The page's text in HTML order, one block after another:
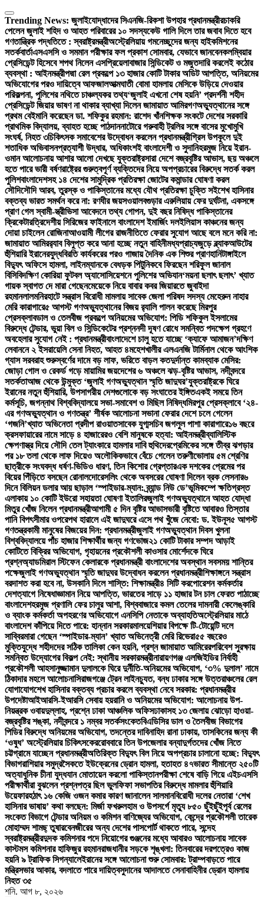
Skip
to
content
Trending News: জুলাইযোদ্ধাদের সিএনজি-রিকশা উপহার প্রধানমন্ত্রীরচাকরি
পেলেন জুলাই শহিদ ও আহত পরিবারের ১০ সদস্যকেউ গালি দিলে তার জবাব দিতে হবে
গণতান্ত্রিক পদ্ধতিতে : স্বরাষ্ট্রমন্ত্রীঅস্ট্রেলিয়ায় গমনেচ্ছুদের জন্য হাইকমিশনের
সতর্কবার্তাএসএসসি ও সমমান পরীক্ষার ফল প্রকাশ সোমবার, যেভাবে জানবেনকলম্বিয়ার
প্রেসিডেন্ট হিসেবে শপথ নিলেন এসপ্রিয়েলাবাজার সিন্ডিকেট ও মজুতদারি করলেই কঠোর
ব্যবস্থা : আইনমন্ত্রীপদ্মা রেল প্রকল্পে ১৩ হাজার কোটি টাকার অডিট আপত্তি, অনিয়মের
অভিযোগের পরও দায়িত্বে আফজালআত্মঘাতী বোমা হামলায় মেসিকে উড়িয়ে দেওয়ার
পরিকল্পনা, পুলিশের নথিতে চাঞ্চল্যকর তথ্য‘জুলাই এখনো শেষ হয়নি’ প্রদর্শনী শহীদ
প্রেসিডেন্ট জিয়ার ভাষণ না থাকার ব্যাখ্যা দিলেন জামায়াত আমিরগণঅভ্যুত্থানের সঙ্গে
প্রথম বেইমানি করেছেন ডা. শফিকুর রহমান: রাশেদ খাঁনশিক্ষক সংকটে দেশের সরকারি
প্রাথমিক বিদ্যালয়, ব্যাহত হচ্ছে পাঠদাননাটোরে গরুবাহী ট্রলির সঙ্গে বাসের মুখোমুখি
সংঘর্ষ, নিহত ৩চিকিৎসক সমাবেশের উদ্বোধন করলেন প্রধানমন্ত্রীগ্রিস উপকূলে দুই
শতাধিক অভিবাসনপ্রত্যাশী উদ্ধার, অধিকাংশই বাংলাদেশী ও সুদানিহরমুজ নিয়ে ইরান-
ওমান আলোচনায় আশার আলো দেখছে যুক্তরাষ্ট্রসারা দেশে বজ্রবৃষ্টির আভাস, ছয় অঞ্চলে
হতে পারে ভারী বর্ষণরাষ্ট্রের গুরুত্বপূর্ণ ব্যক্তিদের নিয়ে অপপ্রচারের বিরুদ্ধে সতর্ক করল
পুলিশবাংলাদেশসহ ১৪ দেশের সামুদ্রিক প্রতিরক্ষা জোটের কমান্ডার ঘোষণা করল
সৌদিসৌদি আরব, তুরস্ক ও পাকিস্তানের মধ্যে যৌথ প্রতিরক্ষা চুক্তি সইশেখ হাসিনার
বক্তব্য ভারত সমর্থন করে না: রণধীর জয়সওয়ালবগুড়ার এরুলিয়ায় ফের দুর্ঘটনা, একসঙ্গে
প্রাণ গেল স্বামী-স্ত্রীভিসা আবেদনে তথ্য গোপন, দুই বছর নিষিদ্ধ পাকিস্তানের
ক্রিকেটারত্রিদেশীয় সিরিজের ফাইনালে বাংলাদেশ ইমার্জিং দলইলিয়াস কাঞ্চনের জন্য
দোয়া চাইলেন রোজিনাআওয়ামী লীগের রাজনীতিতে ফেরার সুযোগ আছে বলে মনে করি না:
জামায়াত আমিরর‍্যাব বিলুপ্ত করে আনা হচ্ছে নতুন বাহিনীমধ্যপ্রাচ্যজুড়ে ব্ল্যাকআউটের
হুঁশিয়ারি ইরানেরযুদ্ধবিরতি কার্যকরের পরও গাজায় দৈনিক এক শিশুর প্রাণহানিটাঙ্গাইলে
বিদ্যুৎ অফিসে হামলা, লাইনম্যানকে বেধড়ক পিটুনিকবে ফিরছেন শরিফুল জানাল
বিসিবিদক্ষিণ কোরিয়া ফুটবল অ্যাসোসিয়েশনে পুলিশের অভিযান‘ময়না ছলাৎ ছলাৎ’ খ্যাত
গায়ক স্বাগত দে মারা গেছেনমেয়েকে নিয়ে বাবার কবর জিয়ারতে জুবাইদা
রহমানলালমনিরহাটে সন্ত্রাস বিরোধী মামলায় সাবেক জেলা পরিষদ সদস্য মেহেরুন নাহার
মেরি কারাগারে৫ আগস্ট গণঅভ্যুত্থানের বিজয় র‍্যালি পালন করেছে মিরপুর
প্রেসক্লাবডাল ও তেলবীজ প্রকল্পে অনিয়মের অভিযোগ: পিডি শফিকুল ইসলামের
বিরুদ্ধে টেন্ডার, ভুয়া বিল ও সিন্ডিকেটের প্রশ্ননদী দূষণ রোধে সমন্বিত পদক্ষেপ গ্রহণে
অবহেলার সুযোগ নেই : প্রধানমন্ত্রীবাংলাদেশে চালু হতে যাচ্ছে ‘ক্যাফে আমাজন’দক্ষিণ
লেবাননে ২ ইসরায়েলি সেনা নিহত, আহত ৪মহেশখালীর এলএনজি টার্মিনাল থেকে আংশিক
গ্যাস সরবরাহ শুরুস্বর্ণের দামে বড় লাফ, ভরিতে বাড়ল কতদুর্দান্ত কামব্যাক মেসির:
জোড়া গোল ও রেকর্ড গড়ে মায়ামির জয়দেশের ৬ অঞ্চলে ঝড়-বৃষ্টির আভাস, নদীবন্দরে
সতর্কতাআজ থেকে উন্মুক্ত ‘জুলাই গণঅভ্যুত্থান স্মৃতি জাদুঘর’যুক্তরাষ্ট্রকে ঘিরে
ইরানের নতুন হুঁশিয়ারি, উপসাগরীয় দেশগুলোকে বড় সংঘাতের ইঙ্গিতএকই সময়ে তিন
কর্মসূচি, জগন্নাথ বিশ্ববিদ্যালয়ে সভা-সমাবেশ ও মিছিল নিষিদ্ধমিরপুর প্রেসক্লাবে ‘২৪-
এর গণঅভ্যুত্থান ও গণতন্ত্র’ শীর্ষক আলোচনা সভানা ফেরার দেশে চলে গেলেন
‘গজনি’খ্যাত অভিনেতা প্রদীপ রাওয়াতসাবেক যুগ্মসচিব জগলুল পাশা কারাগারে১৬ বছরে
ক্রসফায়ারের নামে সাড়ে ৪ হাজারেরও বেশি মানুষকে হত্যা: আইনমন্ত্রীব্যালিস্টিক
ক্ষেপণাস্ত্র দিয়ে সৌদি তেল ট্যাংকারে হামলার দাবি হুথিদেরপ্রেমিকের সঙ্গে তীব্র ঝগড়ার
পর ১৮ তলা থেকে লাফ দিয়েও অলৌকিকভাবে বেঁচে গেলেন তরুণীভোলায় ৫ম শ্রেণির
ছাত্রীকে সংঘবদ্ধ ধর্ষণ-ভিডিও ধারণ, তিন কিশোর গ্রেপ্তারএক দশকের প্রেমের পর
বিয়ের পিঁড়িতে বসছেন রোনালদোরেসলিং থেকে অবসরের ঘোষণা দিলেন ব্রক লেসনার৬
দিনে বিলিয়ন ডলার আয় ছাড়াল ‘স্পাইডার-ম্যান: ব্র্যান্ড নিউ ডে’ভূমিকম্পে ক্ষতিগ্রস্ত
এলাকায় ১০ কোটি ইউরো সহায়তা ঘোষণা ইতালিরজুলাই গণঅভ্যুত্থানে আহত যোদ্ধা
মিতুর খোঁজ নিলেন প্রধানমন্ত্রীআগামী ৫ দিন বৃষ্টির আভাসভারী বৃষ্টিতে আবারও তিস্তার
পানি বিপৎসীমার ওপরেপথ হারালে এই জাদুঘরে এসে পথ খুঁজে নেবো: ড. ইউনূস৫ আগস্ট
গণতন্ত্রকামী মানুষের বিজয়ের দিন: প্রধানমন্ত্রীজুলাই গণঅভ্যুত্থান দিবস খুলনা
বিশ্ববিদ্যালয়ে পাঁচ হাজার শিক্ষার্থীর জন্য গণভোজ২১ কোটি টাকার সম্পদ আড়াই
কোটিতে বিক্রির অভিযোগ, গৃহায়নের প্রকৌশলী কাওসার মোর্শেদকে ঘিরে
প্রশ্নঅ্যাডমিরাল স্টিফেন কেলারকে প্রধানমন্ত্রী বাংলাদেশের অবস্থান সবসময় শান্তির
পক্ষেজুলাই গণঅভ্যুত্থান স্মৃতি জাদুঘর উদ্বোধন করলেন প্রধানমন্ত্রীশিক্ষাঙ্গনে সন্ত্রাস
বরদাশত করা হবে না, উসকানি দিলে শাস্তি: শিক্ষামন্ত্রী৪ সিটি করপোরেশন কর্মকর্তার
দেশত্যাগে নিষেধাজ্ঞামান নিয়ে আপত্তি, ভারতের সাড়ে ১১ হাজার টন চাল ফেরত পাঠাচ্ছে
বাংলাদেশহরমুজ প্রণালি ফের চালুর আশা, বিশ্ববাজারে কমল তেলের দামনারী কেলেঙ্কারি
ও ব্যাংক কর্মকর্তা অপহরণের অভিযোগে এনসিপি নেতাকে অব্যাহতিঅস্ট্রেলিয়ার মাঠে
বাংলাদেশ কাঁপিয়ে দিতে পারে: হান্নান সরকারমালয়েশিয়ার বিপক্ষে টি-টোয়েন্টি দলে
সাব্বিরমারা গেছেন ‘স্পাইডার-ম্যান’ খ্যাত অভিনেত্রী মেরি রিভেরা৫৫ বছরেও
মুক্তিযুদ্ধে শহীদদের সঠিক তালিকা কেন হয়নি, প্রশ্ন জামায়াত আমিরেরপরিবেশ সুরক্ষায়
সমন্বিত উদ্যোগের বিকল্প নেই: স্থানীয় সরকারমন্ত্রীনারায়ণগঞ্জ এলজিইডির নির্বাহী
প্রকৌশলী আহসানুজ্জামান দুলালকে ঘিরে দুর্নীতি-অনিয়মের অভিযোগ, ‘৩% দুলাল’ নামে
ঠিকাদার মহলে আলোচনাসিরাজগঞ্জে ট্রেন লাইনচ্যুত, বন্ধ ঢাকার সঙ্গে উত্তরাঞ্চলের রেল
যোগাযোগশেখ হাসিনার বক্তব্য প্রচার করলে ব্যবস্থা নেবে সরকার: প্রধানমন্ত্রীর
উপদেষ্টাআইআরসি-ইআরসি সেবায় হয়রানি ও অনিয়মের অভিযোগ: আলোচনায় উপ-
নিয়ন্ত্রক ওবায়দুল্লাহ, প্রশ্নে ঢাকা আঞ্চলিক অফিসঢাকাসহ ১৩ জেলায় ঝোড়ো হাওয়া-
বজ্রবৃষ্টির শঙ্কা, নদীবন্দরে ১ নম্বর সতর্কসংকেতবিএডিসির ডাল ও তৈলবীজ বিভাগের
পিডির বিরুদ্ধে অনিয়মের অভিযোগ, তদন্তের দাবিনাহিদ রানা ঢাকায়, তাসকিনের জন্য কী
‘ওষুধ’ অস্ট্রেলিয়ার চিকিৎসকেররোববারে তিন উপজেলার বন্যাদুর্গতদের খোঁজ নিতে
চট্টগ্রামে যাচ্ছেন প্রধানমন্ত্রীঅতিরিক্ত বিদ্যুৎ বিল নিয়ে অপপ্রচার চালানো হচ্ছে: বিদ্যুৎ
বিভাগরাশিয়ার সমুদ্রসৈকতে ইউক্রেনের ড্রোন হামলা, হতাহত ৪৭ভারত সীমান্তে ২৫০টি
অত্যাধুনিক চীনা যুদ্ধযান মোতায়েন করলো পাকিস্তানপরীক্ষা শেষে বাড়ি গিয়ে এইচএসসি
পরীক্ষার্থীরা বুঝলেন প্রশ্নপত্র ছিল ভুলফিফা সভাপতির বিরুদ্ধে মামলার হুঁশিয়ারি
উয়েফারহঠাৎ ১৬ কেজি ওজন কমার কারণ জানালেন সালমানবিরোধী দলের নেতারা ‘শেখ
হাসিনার ভাষায়’ কথা বলছেন: মির্জা ফখরুলহাম ও উপসর্গে মৃত্যু ৮৫০ ছুঁইছুঁইপূর্ব রেলের
সংকেত বিভাগে টেন্ডার অনিয়ম ও কমিশন বাণিজ্যের অভিযোগ, কেন্দ্রে প্রকৌশলী তারেক
মোহাম্মদ শামছ্ তুষারবেনজীরের অন্য দেশের পাসপোর্ট থাকতে পারে, সন্দেহ
স্বরাষ্ট্রমন্ত্রীরদুদক কমিশনার পদে নিয়োগের গুঞ্জনের মধ্যে আবারও আলোচনায় সাবেক
কাস্টমস কমিশনার হাফিজুর রহমানরাজধানীর সড়কে শৃঙ্খলা: তিনবারের দরপত্রেও কাজ
হয়নি ৯ ট্রাফিক সিগন্যালেইরানের সঙ্গে আলোচনা শুরু সোমবার: ট্রাম্পবাড়তে পারে
মন্ত্রিসভার আকার, বদলাতে পারে দায়িত্বসুদানের আদালতে সেনাবাহিনীর ড্রোন হামলায়
নিহত ৩৫
শনি. আগ ৮, ২০২৬